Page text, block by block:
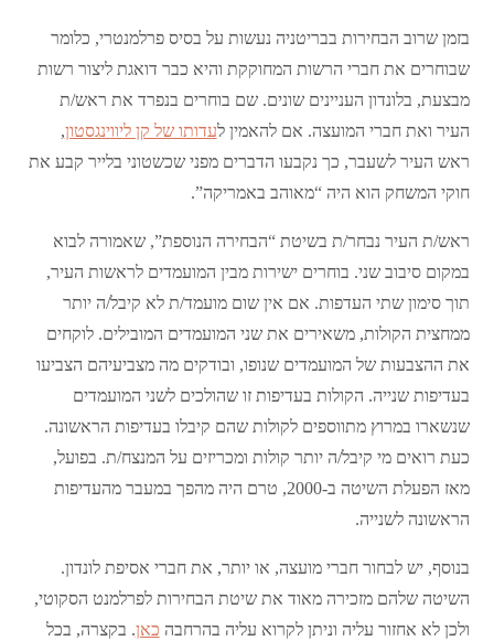
בזמן שרוב הבחירות בבריטניה נעשות על בסיס פרלמנטרי, כלומר
שבוחרים את חברי הרשות המחוקקת והיא כבר דואגת ליצור רשות
מבצעת, בלונדון העניינים שונים. שם בוחרים בנפרד את ראש/ת
העיר ואת חברי המועצה. אם להאמין לעדותו של קן ליווינגסטון,
ראש העיר לשעבר, כך נקבעו הדברים מפני שכשטוני בלייר קבע את
חוקי המשחק הוא היה “מאוהב באמריקה”.
ראש/ת העיר נבחר/ת בשיטת “הבחירה הנוספת”, שאמורה לבוא
במקום סיבוב שני. בוחרים ישירות מבין המועמדים לראשות העיר,
תוך סימון שתי העדפות. אם אין שום מועמד/ת לא קיבל/ה יותר
ממחצית הקולות, משאירים את שני המועמדים המובילים. לוקחים
את ההצבעות של המועמדים שנופו, ובודקים מה מצביעיהם הצביעו
בעדיפות שנייה. הקולות בעדיפות זו שהולכים לשני המועמדים
שנשארו במרוץ מתווספים לקולות שהם קיבלו בעדיפות הראשונה.
כעת רואים מי קיבל/ה יותר קולות ומכריזים על המנצח/ת. בפועל,
מאז הפעלת השיטה ב-2000, טרם היה מהפך במעבר מהעדיפות
הראשונה לשנייה.
בנוסף, יש לבחור חברי מועצה, או יותר, את חברי אסיפת לונדון.
השיטה שלהם מזכירה מאוד את שיטת הבחירות לפרלמנט הסקוטי,
ולכן לא אחזור עליה וניתן לקרוא עליה בהרחבה כאן. בקצרה, בכל